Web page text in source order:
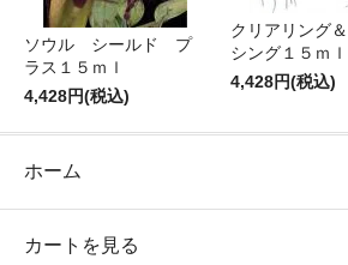
ソウル シールド プ
ラス１５ｍｌ
4,428円(税込)
クリアリング
シング１５ｍｌ
4,428円(税込)
ホーム
カートを見る